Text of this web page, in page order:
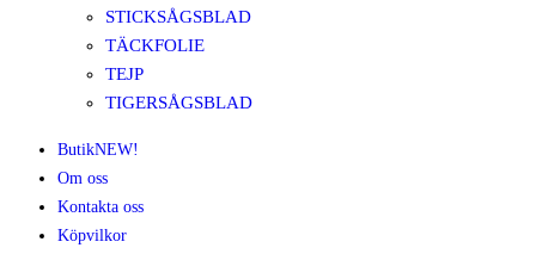
STICKSÅGSBLAD
TÄCKFOLIE
TEJP
TIGERSÅGSBLAD
ButikNEW!
Om oss
Kontakta oss
Köpvilkor